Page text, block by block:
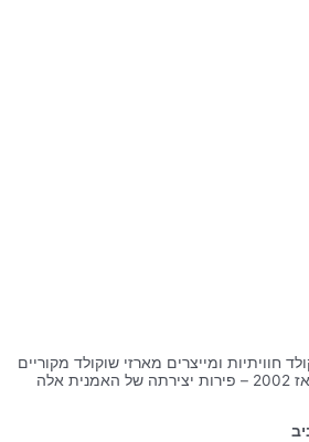
חוויתיות ומייצרים מארזי שוקולד מקוריים
מערננים ומעוררי השראה מאז 2002 – פירות יצירתה של האמנית אלה